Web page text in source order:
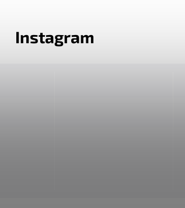
Instagram